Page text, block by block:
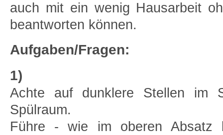
auch mit ein wenig Hausarbeit
beantworten können.
Aufgaben/Fragen:
1)
Achte auf dunklere Stellen im
Spülraum.
Führe - wie im oberen Absatz